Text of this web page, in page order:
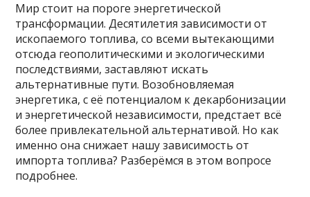
Мир стоит на пороге энергетической
трансформации. Десятилетия зависимости от
ископаемого топлива, со всеми вытекающими
отсюда геополитическими и экологическими
последствиями, заставляют искать
альтернативные пути. Возобновляемая
энергетика, с её потенциалом к декарбонизации
и энергетической независимости, предстает всё
более привлекательной альтернативой. Но как
именно она снижает нашу зависимость от
импорта топлива? Разберёмся в этом вопросе
подробнее.